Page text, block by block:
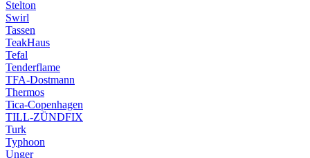
Stelton
Swirl
Tassen
TeakHaus
Tefal
Tenderflame
TFA-Dostmann
Thermos
Tica-Copenhagen
TILL-ZÜNDFIX
Turk
Typhoon
Unger